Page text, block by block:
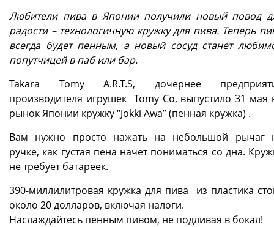
Любители пива в Японии получили новый повод
радости – технологичную кружку для пива. Теперь
всегда будет пенным, а новый сосуд станет
попутчицей в паб или бар.
Takara Tomy A.R.T.S, дочернее
производителя игрушек Tomy Co, выпустило 31 мая
рынок Японии кружку “Jokki Awa” (пенная кружка) .
Вам нужно просто нажать на небольшой рычаг
ручке, как густая пена начет пониматься со дна.
не требует батареек.
390-миллилитровая кружка для пива из пластика
около 20 долларов, включая налоги.
Наслаждайтесь пенным пивом, не подливая в бокал!